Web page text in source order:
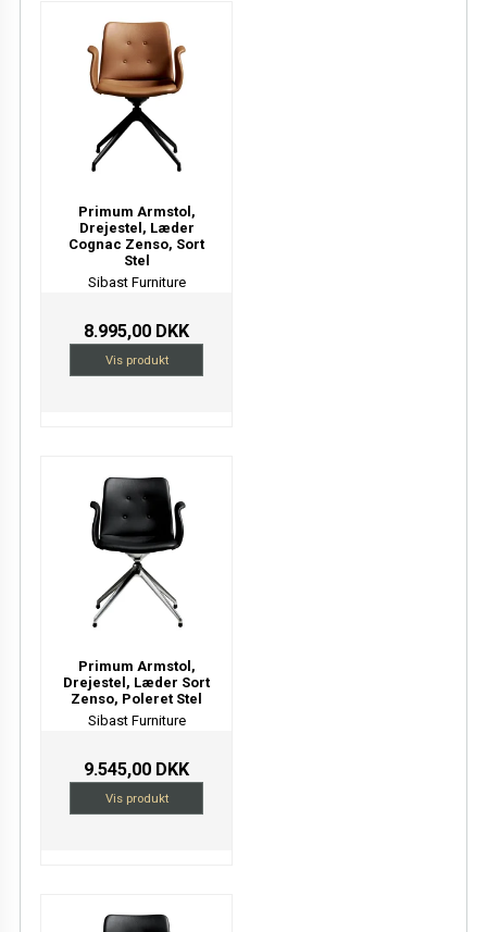
Primum Armstol,
Drejestel, Læder
Cognac Zenso, Sort
Stel
Sibast Furniture
8.995,00 DKK
Vis produkt
Primum Armstol,
Drejestel, Læder Sort
Zenso, Poleret Stel
Sibast Furniture
9.545,00 DKK
Vis produkt